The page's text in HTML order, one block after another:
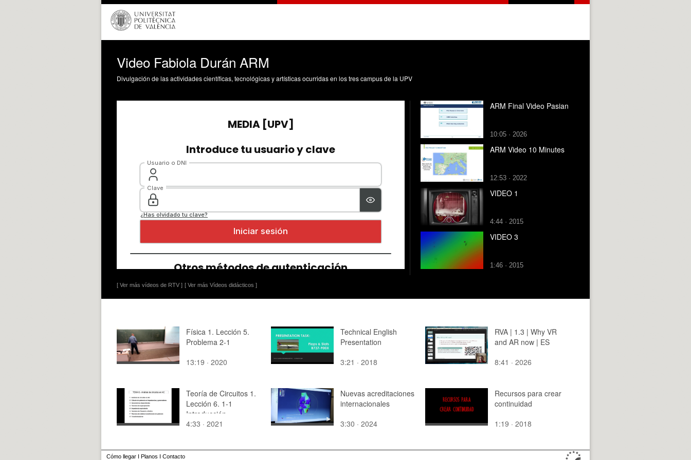
Video Fabiola Durán ARM
Divulgación de las actividades científicas, tecnológicas y artísticas ocurridas en los tres campus de la UPV
[ Ver más vídeos de RTV ] [ Ver más Vídeos didácticos ]
ARM Final Video Pasian
10:05 · 2026
ARM Video 10 Minutes
12:53 · 2022
VIDEO 1
4:44 · 2015
VIDEO 3
1:46 · 2015
Física 1. Lección 5.
Problema 2-1
13:19 · 2020
Technical English
Presentation
3:21 · 2018
RVA | 1.3 | Why VR
and AR now | ES
8:41 · 2026
Teoría de Circuitos 1.
Lección 6. 1-1
Introducción
4:33 · 2021
Nuevas acreditaciones
internacionales
3:30 · 2024
Recursos para crear
continuidad
1:19 · 2018
Cómo llegar I Planos I Contacto